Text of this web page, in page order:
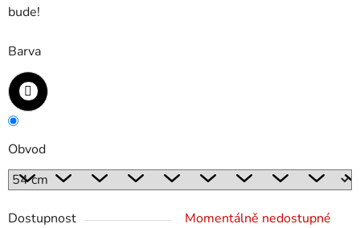
bude!
Barva
Obvod
Dostupnost
Momentálně nedostupné